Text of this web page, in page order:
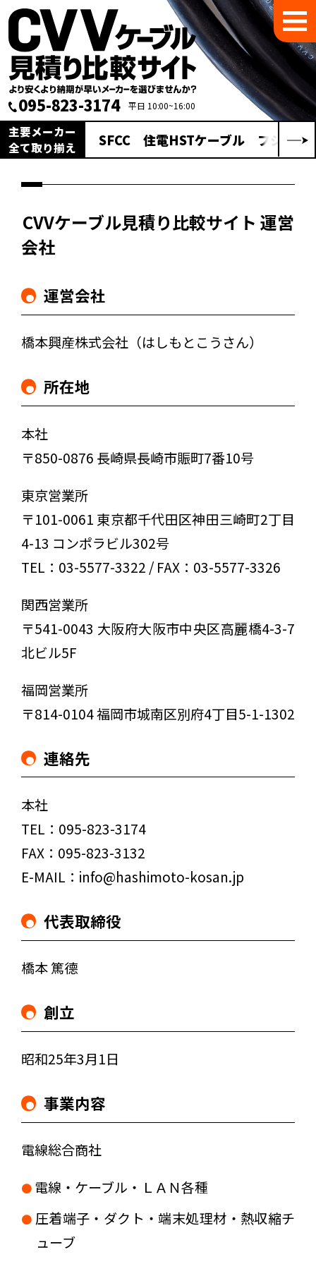
095-823-3174 平日 10:00~16:00
主要メーカー
全て取り揃え
SFCC 住電HSTケーブル フジクラ
CVVケーブル見積り比較サイト 運営
会社
運営会社
橋本興産株式会社（はしもとこうさん）
所在地
本社
〒850-0876 長崎県長崎市賑町7番10号
東京営業所
〒101-0061 東京都千代田区神田三崎町2丁目
4-13 コンポラビル302号
TEL：03-5577-3322 / FAX：03-5577-3326
関西営業所
〒541-0043 大阪府大阪市中央区高麗橋4-3-7
北ビル5F
福岡営業所
〒814-0104 福岡市城南区別府4丁目5-1-1302
連絡先
本社
TEL：095-823-3174
FAX：095-823-3132
E-MAIL：info@hashimoto-kosan.jp
代表取締役
橋本 篤德
創立
昭和25年3月1日
事業内容
電線総合商社
電線・ケーブル・ＬＡＮ各種
圧着端子・ダクト・端末処理材・熱収縮チ
ューブ